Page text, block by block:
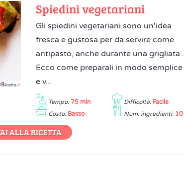
Spiedini vegetariani
Gli spiedini vegetariani sono un'idea
fresca e gustosa per da servire come
antipasto, anche durante una grigliata .
Ecco come preparali in modo semplice
e v...
Tempo: 75 min Difficoltà: Facile
Costo: Basso Num. ingredienti: 10
ALLA RICETTA